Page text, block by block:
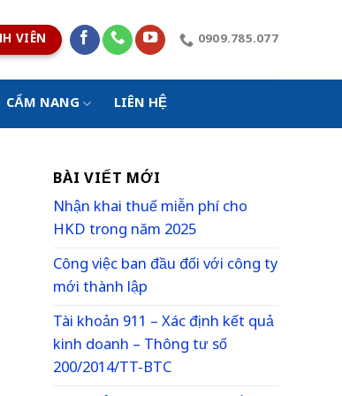
VIÊN 0909.785.077
CẨM NANG LIÊN HỆ
BÀI VIẾT MỚI
Nhận khai thuế miễn phí cho
HKD trong năm 2025
Công việc ban đầu đối với công ty
mới thành lập
Tài khoản 911 – Xác định kết quả
kinh doanh – Thông tư số
200/2014/TT-BTC